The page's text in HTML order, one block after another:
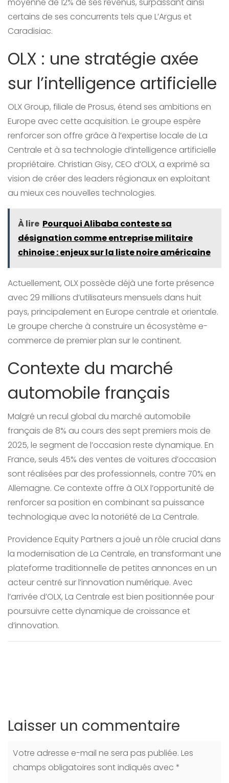
certains de ses concurrents tels que L’Argus et
Caradisiac.
OLX : une stratégie axée
sur l’intelligence artificielle
OLX Group, filiale de Prosus, étend ses ambitions en
Europe avec cette acquisition. Le groupe espère
renforcer son offre grâce à l’expertise locale de La
Centrale et à sa technologie d’intelligence artificielle
propriétaire. Christian Gisy, CEO d’OLX, a exprimé sa
vision de créer des leaders régionaux en exploitant
au mieux ces nouvelles technologies.
À lire Pourquoi Alibaba conteste sa
désignation comme entreprise militaire
chinoise : enjeux sur la liste noire américaine
Actuellement, OLX possède déjà une forte présence
avec 29 millions d’utilisateurs mensuels dans huit
pays, principalement en Europe centrale et orientale.
Le groupe cherche à construire un écosystème e-
commerce de premier plan sur le continent.
Contexte du marché
automobile français
Malgré un recul global du marché automobile
français de 8% au cours des sept premiers mois de
2025, le segment de l’occasion reste dynamique. En
France, seuls 45% des ventes de voitures d’occasion
sont réalisées par des professionnels, contre 70% en
Allemagne. Ce contexte offre à OLX l’opportunité de
renforcer sa position en combinant sa puissance
technologique avec la notoriété de La Centrale.
Providence Equity Partners a joué un rôle crucial dans
la modernisation de La Centrale, en transformant une
plateforme traditionnelle de petites annonces en un
acteur centré sur l’innovation numérique. Avec
l’arrivée d’OLX, La Centrale est bien positionnée pour
poursuivre cette dynamique de croissance et
d’innovation.
Laisser un commentaire
Votre adresse e-mail ne sera pas publiée. Les
champs obligatoires sont indiqués avec *